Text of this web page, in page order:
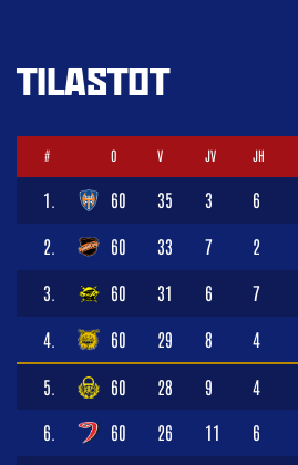
TILASTOT
# O V JV JH
1. 60 35 3 6
2. 60 33 7 2
3. 60 31 6 7
4. 60 29 8 4
5. 60 28 9 4
6. 60 26 11 6